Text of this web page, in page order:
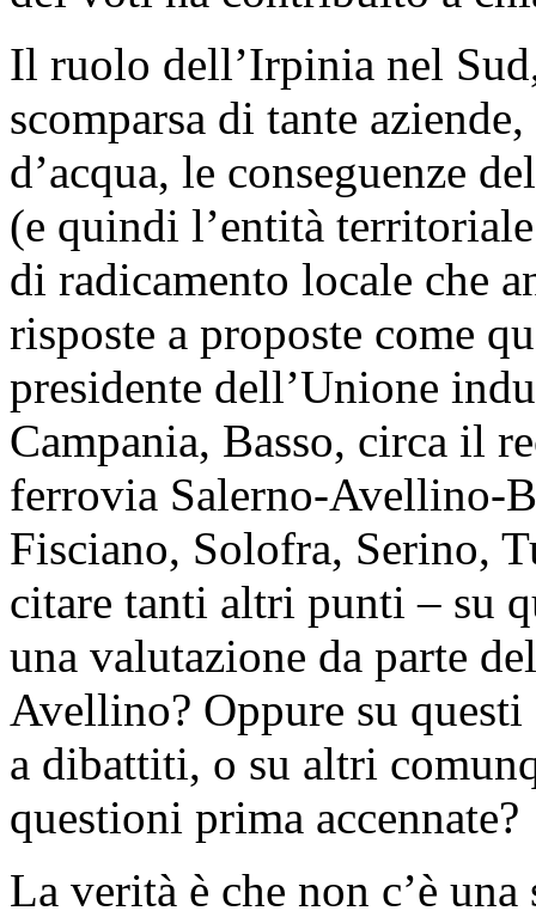
Il ruolo dell’Irpinia nel
scomparsa di tante
d’acqua, le conseguenze
(e quindi l’entità
di radicamento locale che
risposte a proposte come
presidente dell’Unione
Campania, Basso, circa il
ferrovia Salerno-Avellino-
Fisciano, Solofra, Serino,
citare tanti altri punti – su
una valutazione da parte
Avellino? Oppure su
a dibattiti, o su altri
questioni prima accennate?
La verità è che non c’è